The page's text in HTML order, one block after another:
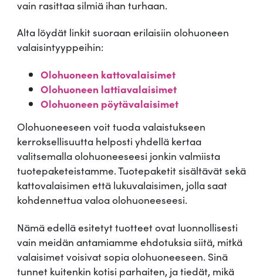
vain rasittaa silmiä ihan turhaan.
Alta löydät linkit suoraan erilaisiin olohuoneen
valaisintyyppeihin:
Olohuoneen kattovalaisimet
Olohuoneen lattiavalaisimet
Olohuoneen pöytävalaisimet
Olohuoneeseen voit tuoda valaistukseen
kerroksellisuutta helposti yhdellä kertaa
valitsemalla olohuoneeseesi jonkin valmiista
tuotepaketeistamme. Tuotepaketit sisältävät sekä
kattovalaisimen että lukuvalaisimen, jolla saat
kohdennettua valoa olohuoneeseesi.
Nämä edellä esitetyt tuotteet ovat luonnollisesti
vain meidän antamiamme ehdotuksia siitä, mitkä
valaisimet voisivat sopia olohuoneeseen. Sinä
tunnet kuitenkin kotisi parhaiten, ja tiedät, mikä